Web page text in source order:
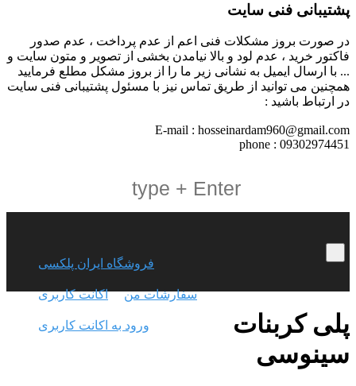
پشتیبانی فنی سایت
در صورت بروز مشکلات فنی اعم از عدم پرداخت ، عدم صدور
فاکتور خرید ، عدم لود و بالا نیامدن بخشی از تصویر و متون سایت و
... با ارسال ایمیل به نشانی زیر ما را از بروز مشکل مطلع فرمایید
همچنین می توانید از طریق تماس نیز با مسئول پشتیبانی فنی سایت
در ارتباط باشید :
E-mail : hosseinardam960@gmail.com
phone : 09302974451
فروشگاه ایران پلکسی
اکانت کاربری سفارشات من
ورود به اکانت کاربری
پلی کربنات
سینوسی